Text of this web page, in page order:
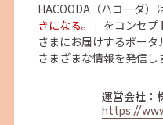
HACOODA（ハコーダ）
きになる。
」をコンセ
さまにお届けするポー
さまざまな情報を発信し
運営会社：
https://